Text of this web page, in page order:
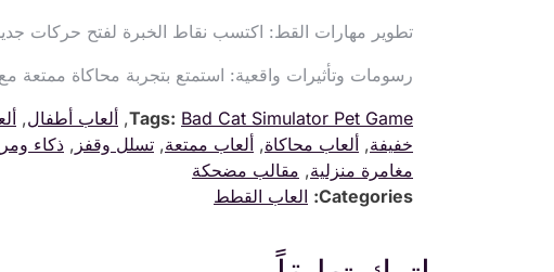
تطوير مهارات القط: اكتسب نقاط الخبرة لفتح حركات
رسومات وتأثيرات واقعية: استمتع بتجربة محاكاة
Tags: Bad Cat Simulator Pet Game
, ألعاب أطفال,
خفيفة, ألعاب محاكاة, ألعاب ممتعة, تسلل وقفز , ذكاء
مغامرة منزلية, مقالب مضحكة
Categories: العاب القطط